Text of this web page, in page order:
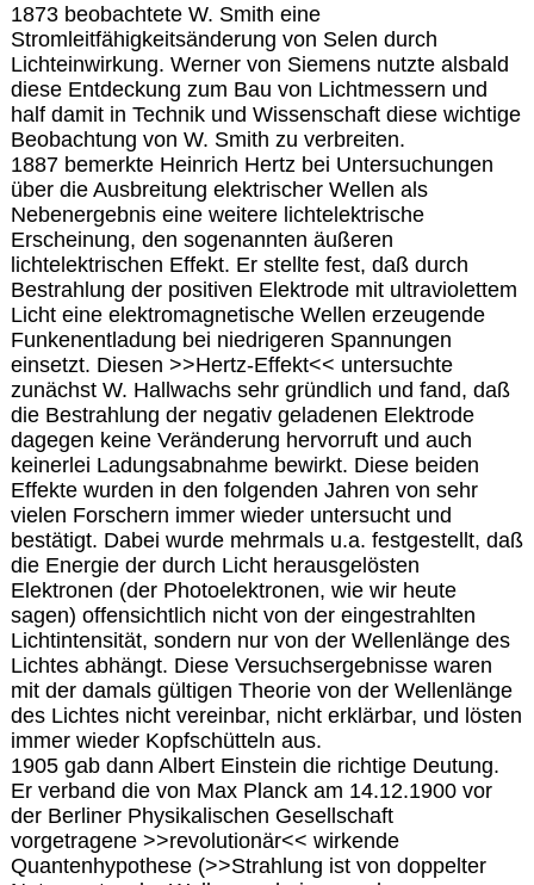
1873 beobachtete W. Smith eine
Stromleitfähigkeitsänderung von Selen durch
Lichteinwirkung. Werner von Siemens nutzte alsbald
diese Entdeckung zum Bau von Lichtmessern und
half damit in Technik und Wissenschaft diese wichtige
Beobachtung von W. Smith zu verbreiten.
1887 bemerkte Heinrich Hertz bei Untersuchungen
über die Ausbreitung elektrischer Wellen als
Nebenergebnis eine weitere lichtelektrische
Erscheinung, den sogenannten äußeren
lichtelektrischen Effekt. Er stellte fest, daß durch
Bestrahlung der positiven Elektrode mit ultraviolettem
Licht eine elektromagnetische Wellen erzeugende
Funkenentladung bei niedrigeren Spannungen
einsetzt. Diesen >>Hertz-Effekt<< untersuchte
zunächst W. Hallwachs sehr gründlich und fand, daß
die Bestrahlung der negativ geladenen Elektrode
dagegen keine Veränderung hervorruft und auch
keinerlei Ladungsabnahme bewirkt. Diese beiden
Effekte wurden in den folgenden Jahren von sehr
vielen Forschern immer wieder untersucht und
bestätigt. Dabei wurde mehrmals u.a. festgestellt, daß
die Energie der durch Licht herausgelösten
Elektronen (der Photoelektronen, wie wir heute
sagen) offensichtlich nicht von der eingestrahlten
Lichtintensität, sondern nur von der Wellenlänge des
Lichtes abhängt. Diese Versuchsergebnisse waren
mit der damals gültigen Theorie von der Wellenlänge
des Lichtes nicht vereinbar, nicht erklärbar, und lösten
immer wieder Kopfschütteln aus.
1905 gab dann Albert Einstein die richtige Deutung.
Er verband die von Max Planck am 14.12.1900 vor
der Berliner Physikalischen Gesellschaft
vorgetragene >>revolutionär<< wirkende
Quantenhypothese (>>Strahlung ist von doppelter